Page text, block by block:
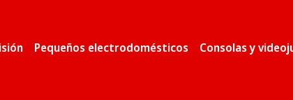
Pequeños electrodomésticos Consolas y